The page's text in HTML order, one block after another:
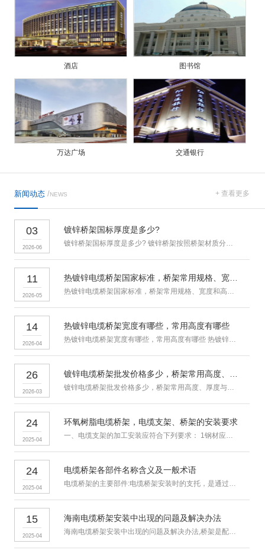
酒店 图书馆
万达广场 交通银行
新闻动态 /NEWS + 查看更多
03
2026-06
镀锌桥架国标厚度是多少?
镀锌桥架国标厚度是多少? 镀锌桥架按照桥架材质分类属于钢制金属
11
2026-05
热镀锌电缆桥架国家标准，桥架常用规格、宽度和高度
热镀锌电缆桥架国家标准，桥架常用规格、宽度和高度 电缆桥架防腐
14
2026-04
热镀锌电缆桥架宽度有哪些，常用高度有哪些
热镀锌电缆桥架宽度有哪些，常用高度有哪些 热镀锌也叫热浸镀锌，
26
2026-03 镀锌电缆桥架批发价格多少，桥架常用高度、厚度与价格介绍 钢制电
24
2025-04
环氧树脂电缆桥架，电缆支架、桥架的安装要求
一、电缆支架的加工安装应符合下列要求： 1钢材应平直，无明显扭
24
2025-04
电缆桥架各部件名称含义及一般术语
电缆桥架的主要部件:电缆桥架安装时的支托，是通过立柱和托臂来完
15
2025-04
海南电缆桥架安装中出现的问题及解决办法
海南电缆桥架安装中出现的问题及解决办法,桥架是配线工程的配套项目